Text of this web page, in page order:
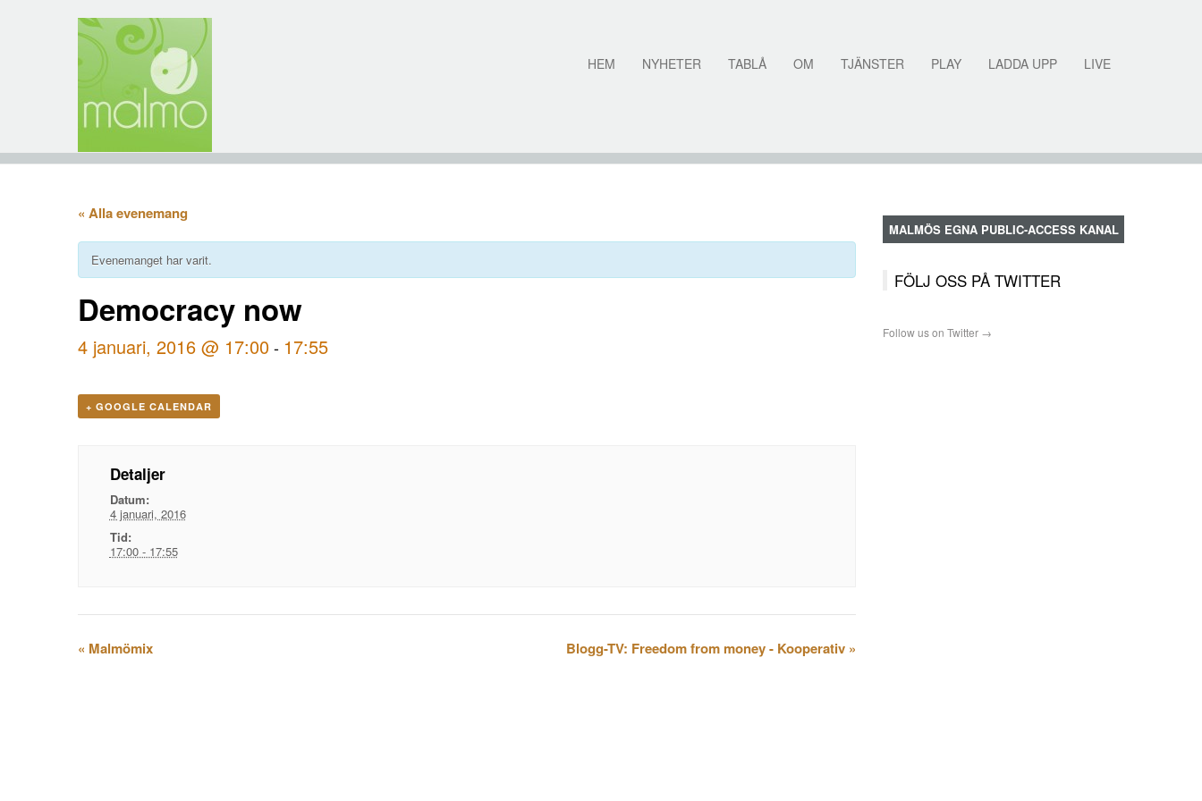
HEM NYHETER TABLÅ OM TJÄNSTER PLAY LADDA UPP LIVE
« Alla evenemang
Evenemanget har varit.
Democracy now
4 januari, 2016 @ 17:00- 17:55
+ GOOGLE CALENDAR
Detaljer
Datum:
4 januari, 2016
Tid:
17:00 - 17:55
Evenemangsnavigation
« Malmömix Blogg-TV: Freedom from money - Kooperativ »
MALMÖS EGNA PUBLIC-ACCESS KANAL
FÖLJ OSS PÅ TWITTER
Follow us on Twitter →